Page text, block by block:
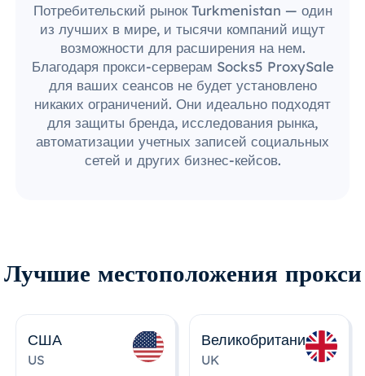
Потребительский рынок Turkmenistan — один
из лучших в мире, и тысячи компаний ищут
возможности для расширения на нем.
Благодаря прокси-серверам Socks5 ProxySale
для ваших сеансов не будет установлено
никаких ограничений. Они идеально подходят
для защиты бренда, исследования рынка,
автоматизации учетных записей социальных
сетей и других бизнес-кейсов.
Лучшие местоположения прокси
США
US
Великобритания
UK